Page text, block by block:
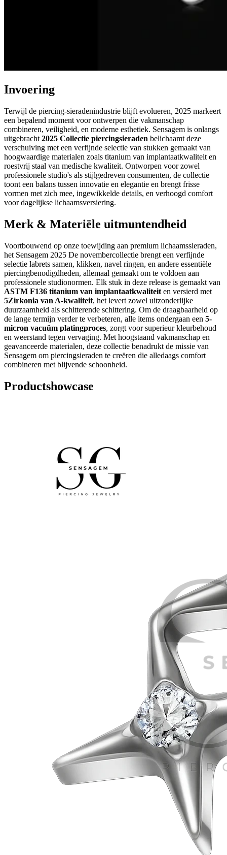
Invoering
Terwijl de piercing-sieradenindustrie blijft evolueren, 2025 markeert
een bepalend moment voor ontwerpen die vakmanschap
combineren, veiligheid, en moderne esthetiek. Sensagem is onlangs
uitgebracht 2025 Collectie piercingsieraden belichaamt deze
verschuiving met een verfijnde selectie van stukken gemaakt van
hoogwaardige materialen zoals titanium van implantaatkwaliteit en
roestvrij staal van medische kwaliteit. Ontworpen voor zowel
professionele studio's als stijlgedreven consumenten, de collectie
toont een balans tussen innovatie en elegantie en brengt frisse
vormen met zich mee, ingewikkelde details, en verhoogd comfort
voor dagelijkse lichaamsversiering.
Merk & Materiële uitmuntendheid
Voortbouwend op onze toewijding aan premium lichaamssieraden,
het Sensagem 2025 De novembercollectie brengt een verfijnde
selectie labrets samen, klikken, navel ringen, en andere essentiële
piercingbenodigdheden, allemaal gemaakt om te voldoen aan
professionele studionormen. Elk stuk in deze release is gemaakt van
ASTM F136 titanium van implantaatkwaliteit en versierd met
5Zirkonia van A-kwaliteit, het levert zowel uitzonderlijke
duurzaamheid als schitterende schittering. Om de draagbaarheid op
de lange termijn verder te verbeteren, alle items ondergaan een 5-
micron vacuüm platingproces, zorgt voor superieur kleurbehoud
en weerstand tegen vervaging. Met hoogstaand vakmanschap en
geavanceerde materialen, deze collectie benadrukt de missie van
Sensagem om piercingsieraden te creëren die alledaags comfort
combineren met blijvende schoonheid.
Productshowcase